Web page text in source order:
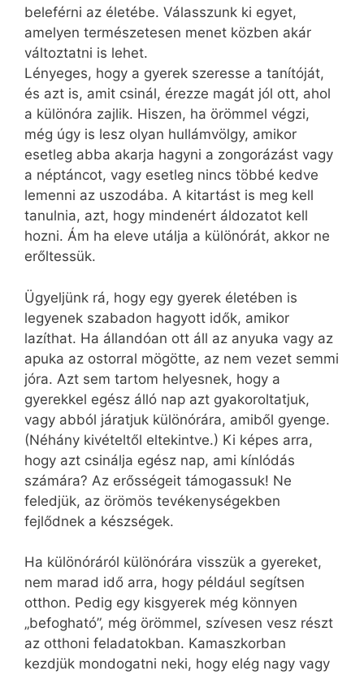
beleférni az életébe. Válasszunk ki egyet,
amelyen természetesen menet közben akár
változtatni is lehet.
Lényeges, hogy a gyerek szeresse a tanítóját,
és azt is, amit csinál, érezze magát jól ott, ahol
a különóra zajlik. Hiszen, ha örömmel végzi,
még úgy is lesz olyan hullámvölgy, amikor
esetleg abba akarja hagyni a zongorázást vagy
a néptáncot, vagy esetleg nincs többé kedve
lemenni az uszodába. A kitartást is meg kell
tanulnia, azt, hogy mindenért áldozatot kell
hozni. Ám ha eleve utálja a különórát, akkor ne
erőltessük.
Ügyeljünk rá, hogy egy gyerek életében is
legyenek szabadon hagyott idők, amikor
lazíthat. Ha állandóan ott áll az anyuka vagy az
apuka az ostorral mögötte, az nem vezet semmi
jóra. Azt sem tartom helyesnek, hogy a
gyerekkel egész álló nap azt gyakoroltatjuk,
vagy abból járatjuk különórára, amiből gyenge.
(Néhány kivételtől eltekintve.) Ki képes arra,
hogy azt csinálja egész nap, ami kínlódás
számára? Az erősségeit támogassuk! Ne
feledjük, az örömös tevékenységekben
fejlődnek a készségek.
Ha különóráról különórára visszük a gyereket,
nem marad idő arra, hogy például segítsen
otthon. Pedig egy kisgyerek még könnyen
„befogható”, még örömmel, szívesen vesz részt
az otthoni feladatokban. Kamaszkorban
kezdjük mondogatni neki, hogy elég nagy vagy